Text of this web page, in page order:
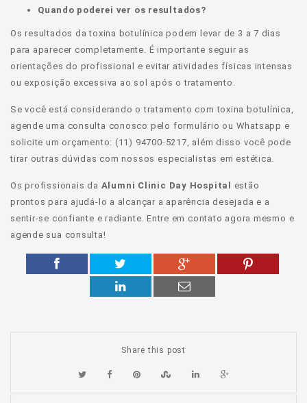
Quando poderei ver os resultados?
Os resultados da toxina botulínica podem levar de 3 a 7 dias
para aparecer completamente. É importante seguir as
orientações do profissional e evitar atividades físicas intensas
ou exposição excessiva ao sol após o tratamento.
Se você está considerando o tratamento com toxina botulínica,
agende uma consulta conosco pelo formulário ou Whatsapp e
solicite um orçamento: (11) 94700-5217, além disso você pode
tirar outras dúvidas com nossos especialistas em estética.
Os profissionais da Alumni Clinic Day Hospital
estão
prontos para ajudá-lo a alcançar a aparência desejada e a
sentir-se confiante e radiante. Entre em contato agora mesmo e
agende sua consulta!
Share this post